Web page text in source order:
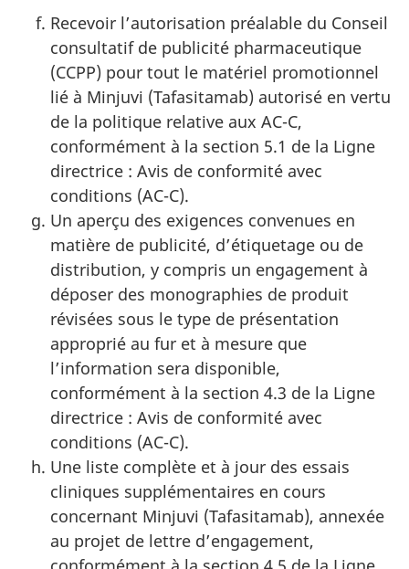
Recevoir l’autorisation préalable du Conseil
consultatif de publicité pharmaceutique
(CCPP) pour tout le matériel promotionnel
lié à Minjuvi (Tafasitamab) autorisé en vertu
de la politique relative aux AC-C,
conformément à la section 5.1 de la Ligne
directrice : Avis de conformité avec
conditions (AC-C).
Un aperçu des exigences convenues en
matière de publicité, d’étiquetage ou de
distribution, y compris un engagement à
déposer des monographies de produit
révisées sous le type de présentation
approprié au fur et à mesure que
l’information sera disponible,
conformément à la section 4.3 de la Ligne
directrice : Avis de conformité avec
conditions (AC-C).
Une liste complète et à jour des essais
cliniques supplémentaires en cours
concernant Minjuvi (Tafasitamab), annexée
au projet de lettre d’engagement,